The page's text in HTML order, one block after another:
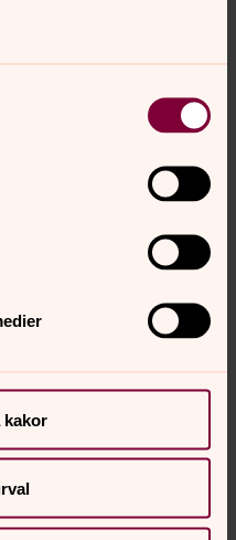
kakor
församling
kvällsmässa,
barngudstjänst.
ungdomskvällar,